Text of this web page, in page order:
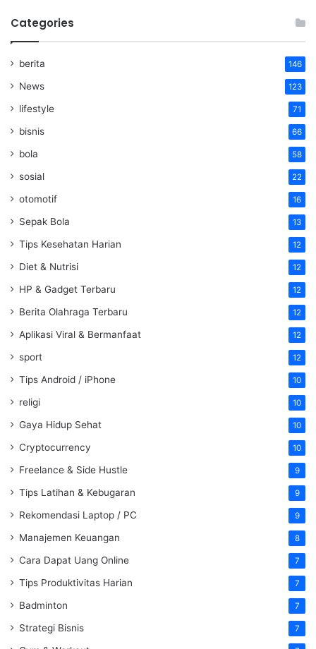
Categories
berita 146
News 123
lifestyle 71
bisnis 66
bola 58
sosial 22
otomotif 16
Sepak Bola 13
Tips Kesehatan Harian 12
Diet & Nutrisi 12
HP & Gadget Terbaru 12
Berita Olahraga Terbaru 12
Aplikasi Viral & Bermanfaat 12
sport 12
Tips Android / iPhone 10
religi 10
Gaya Hidup Sehat 10
Cryptocurrency 10
Freelance & Side Hustle 9
Tips Latihan & Kebugaran 9
Rekomendasi Laptop / PC 9
Manajemen Keuangan 8
Cara Dapat Uang Online 7
Tips Produktivitas Harian 7
Badminton 7
Strategi Bisnis 7